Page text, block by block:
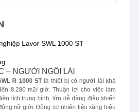
Lavor SWL 1000 ST
– NGƯỜI NGỒI LÁI
R 1000 STlà thiết bị có người lái khả
8.280 m2/ giờ. Thuận lợi cho việc làm
tích trung bình, lớn dễ dàng điều khiển
nữ giới. Động cơ nhiên liệu xăng hiệu